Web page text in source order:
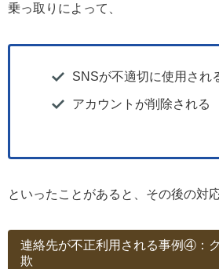
乗っ取りによって、
SNSが不適切に使用され
アカウントが削除される
といったことがあると、その後の対
連絡先が不正利用される事例④：
欺